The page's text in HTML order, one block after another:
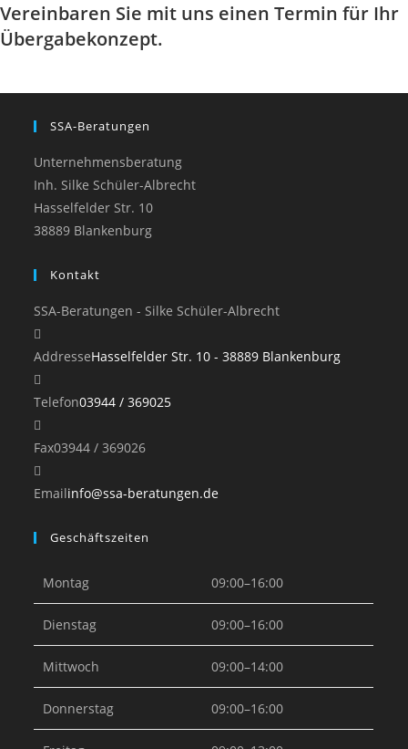
Vereinbaren Sie mit uns einen Termin für Ihr
Übergabekonzept.
SSA-Beratungen
Unternehmensberatung
Inh. Silke Schüler-Albrecht
Hasselfelder Str. 10
38889 Blankenburg
Kontakt
SSA-Beratungen - Silke Schüler-Albrecht
AddresseHasselfelder Str. 10 - 38889 Blankenburg
Telefon03944 / 369025Opens
Fax03944 / 369026
Emailinfo@ssa-beratungen.deOpens
Geschäftszeiten
Montag 09:00–16:00
Dienstag 09:00–16:00
Mittwoch 09:00–14:00
Donnerstag 09:00–16:00